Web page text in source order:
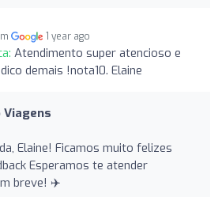
1 year ago
Atendimento super atencioso e
demais !nota10. Elaine
Viagens
Elaine! Ficamos muito felizes
Esperamos te atender
breve! ✈️